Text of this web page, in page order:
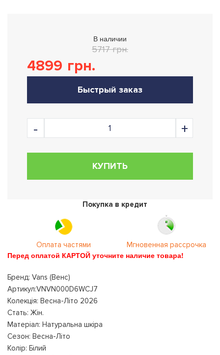
В наличии
5717 грн.
4899 грн.
Быстрый заказ
КУПИТЬ
Покупка в кредит
Оплата частями Мгновенная рассрочка
Перед оплатой КАРТОЙ уточните наличие товара!
Бренд: Vans (Венс)
Артикул:VNVN000D6WCJ7
Колекція: Весна-Літо 2026
Стать: Жін.
Матеріал: Натуральна шкіра
Сезон: Весна-Літо
Колір: Білий